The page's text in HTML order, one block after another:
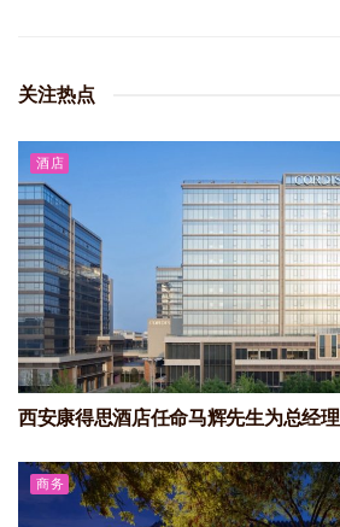
关注热点
酒店
西安康得思酒店任命马辉先生为总经理
商务